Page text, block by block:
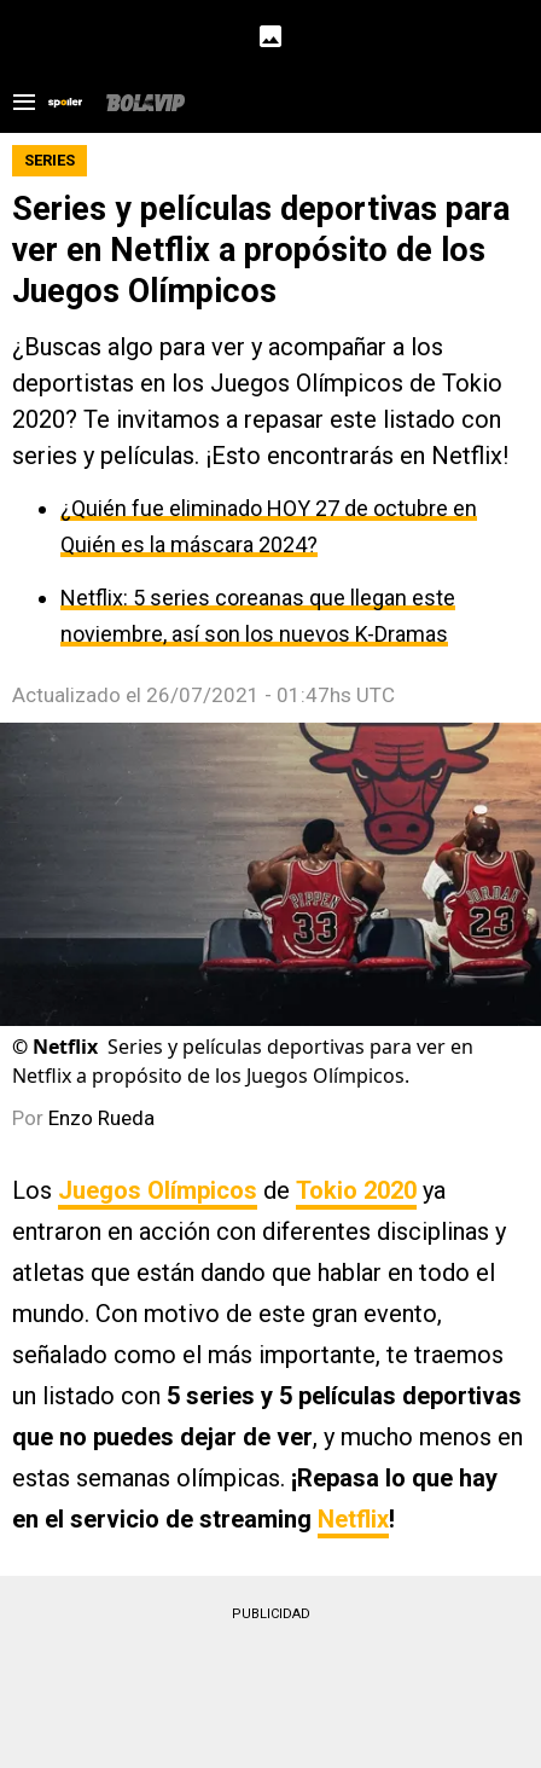
SERIES
Series y películas deportivas para
ver en Netflix a propósito de los
Juegos Olímpicos
¿Buscas algo para ver y acompañar a los
deportistas en los Juegos Olímpicos de Tokio
2020? Te invitamos a repasar este listado con
series y películas. ¡Esto encontrarás en Netflix!
¿Quién fue eliminado HOY 27 de octubre en
Quién es la máscara 2024?
Netflix: 5 series coreanas que llegan este
noviembre, así son los nuevos K-Dramas
Actualizado el 26/07/2021 - 01:47hs UTC
© Netflix Series y películas deportivas para ver en
Netflix a propósito de los Juegos Olímpicos.
Por Enzo Rueda
Los Juegos Olímpicos de Tokio 2020 ya
entraron en acción con diferentes disciplinas y
atletas que están dando que hablar en todo el
mundo. Con motivo de este gran evento,
señalado como el más importante, te traemos
un listado con 5 series y 5 películas deportivas
que no puedes dejar de ver, y mucho menos en
estas semanas olímpicas. ¡Repasa lo que hay
en el servicio de streaming Netflix!
PUBLICIDAD